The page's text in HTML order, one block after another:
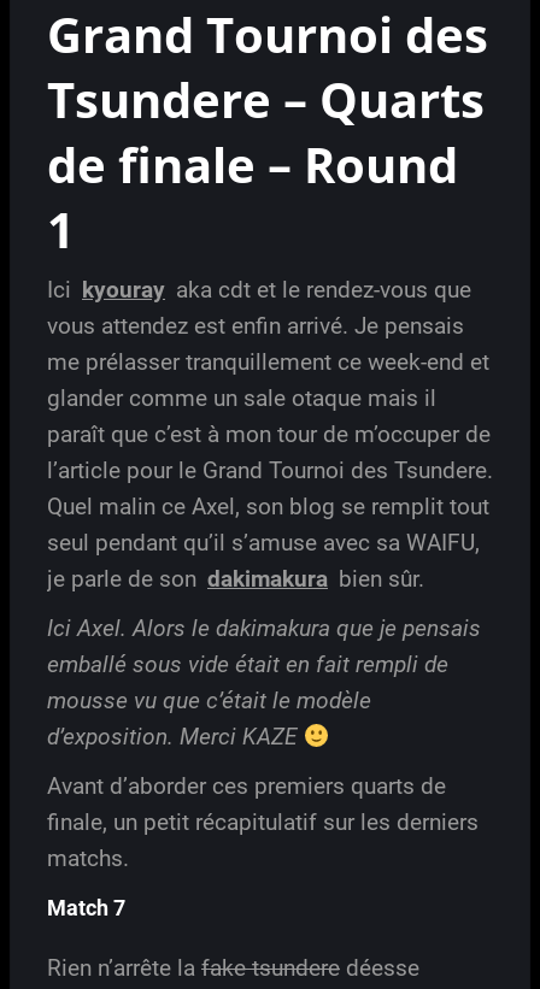
Grand Tournoi des
Tsundere – Quarts
de finale – Round
1
Ici kyouray aka cdt et le rendez-vous que
vous attendez est enfin arrivé. Je pensais
me prélasser tranquillement ce week-end et
glander comme un sale otaque mais il
paraît que c’est à mon tour de m’occuper de
l’article pour le Grand Tournoi des Tsundere.
Quel malin ce Axel, son blog se remplit tout
seul pendant qu’il s’amuse avec sa WAIFU,
je parle de son dakimakura bien sûr.
Ici Axel. Alors le dakimakura que je pensais
emballé sous vide était en fait rempli de
mousse vu que c’était le modèle
d’exposition. Merci KAZE
Avant d’aborder ces premiers quarts de
finale, un petit récapitulatif sur les derniers
matchs.
Match 7
Rien n’arrête la fake tsundere déesse